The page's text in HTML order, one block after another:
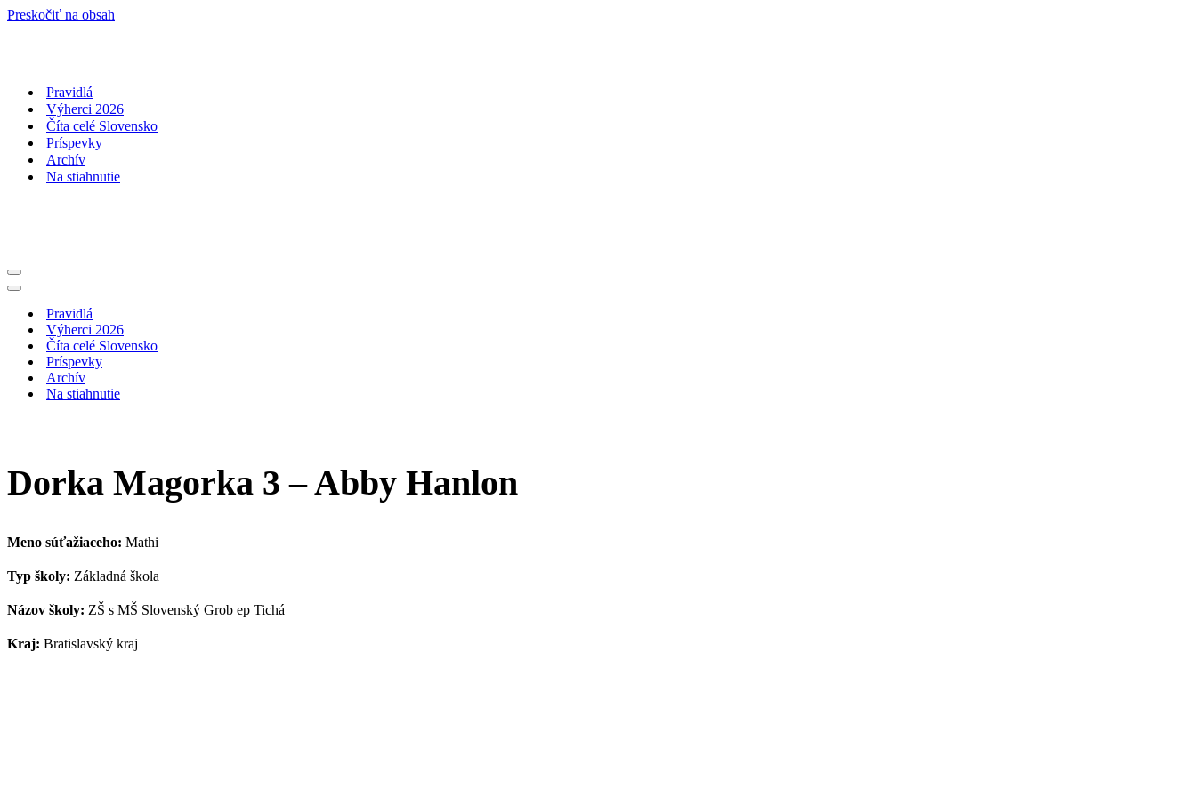
Preskočiť na obsah
Pravidlá
Výherci 2026
Číta celé Slovensko
Príspevky
Archív
Na stiahnutie
Menu
navigácie
Menu
navigáciePravidlá
Výherci 2026
Číta celé Slovensko
Príspevky
Archív
Na stiahnutie
Dorka Magorka 3 – Abby Hanlon
Meno súťažiaceho: Mathi
Typ školy: Základná škola
Názov školy: ZŠ s MŠ Slovenský Grob ep Tichá
Kraj: Bratislavský kraj